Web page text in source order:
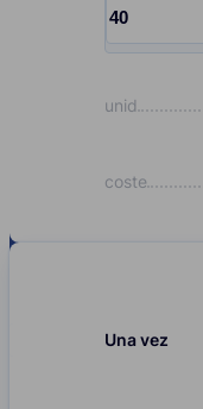
Input
unid
coste
Una vez